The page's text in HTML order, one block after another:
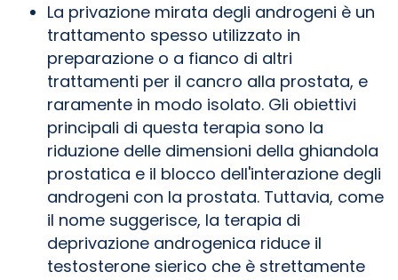
La privazione mirata degli androgeni è un
trattamento spesso utilizzato in
preparazione o a fianco di altri
trattamenti per il cancro alla prostata, e
raramente in modo isolato. Gli obiettivi
principali di questa terapia sono la
riduzione delle dimensioni della ghiandola
prostatica e il blocco dell'interazione degli
androgeni con la prostata. Tuttavia, come
il nome suggerisce, la terapia di
deprivazione androgenica riduce il
testosterone sierico che è strettamente